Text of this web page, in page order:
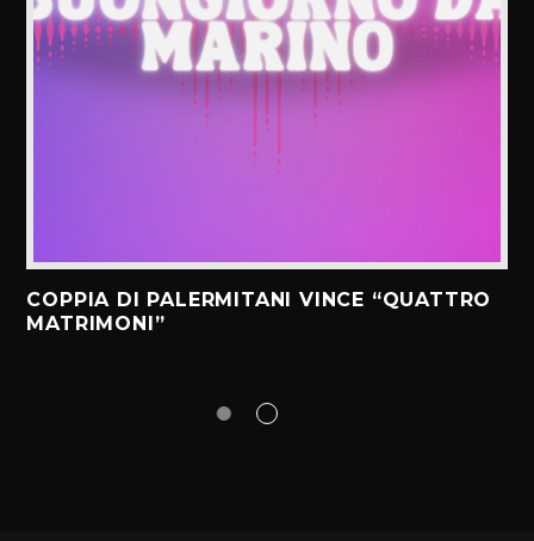
COPPIA DI PALERMITANI VINCE “QUATTRO
MATRIMONI”